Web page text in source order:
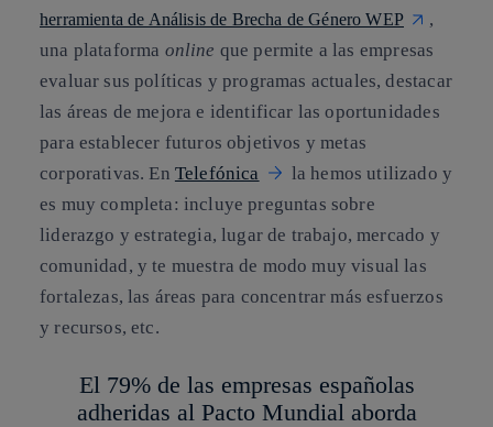
herramienta de Análisis de Brecha de Género WEP
,
una plataforma online que permite a las empresas
evaluar sus políticas y programas actuales, destacar
las áreas de mejora e identificar las oportunidades
para establecer futuros objetivos y metas
corporativas. En Telefónica
la hemos utilizado y
es muy completa: incluye preguntas sobre
liderazgo y estrategia, lugar de trabajo, mercado y
comunidad, y te muestra de modo muy visual las
fortalezas, las áreas para concentrar más esfuerzos
y recursos, etc.
El 79% de las empresas españolas
adheridas al Pacto Mundial aborda